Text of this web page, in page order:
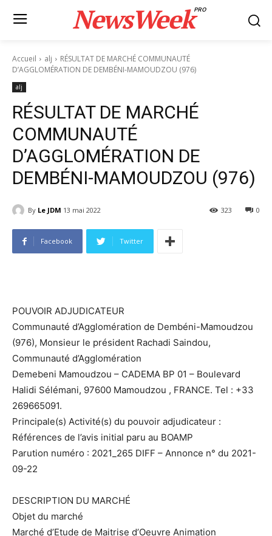
NewsWeekPRO
Accueil alj
RÉSULTAT DE MARCHÉ COMMUNAUTÉ
D’AGGLOMÉRATION DE DEMBÉNI-MAMOUDZOU (976)
alj
RÉSULTAT DE MARCHÉ
COMMUNAUTÉ
D’AGGLOMÉRATION DE
DEMBÉNI-MAMOUDZOU (976)
By Le JDM 13 mai 2022 0
323
Facebook Twitter
POUVOIR ADJUDICATEUR
Communauté d’Agglomération de Dembéni-Mamoudzou
(976), Monsieur le président Rachadi Saindou,
Communauté d’Agglomération
Demebeni Mamoudzou – CADEMA BP 01 – Boulevard
Halidi Sélémani, 97600 Mamoudzou , FRANCE. Tel : +33
269665091.
Principale(s) Activité(s) du pouvoir adjudicateur :
Références de l’avis initial paru au BOAMP
Parution numéro : 2021_265 DIFF – Annonce n° du 2021-
09-22
DESCRIPTION DU MARCHÉ
Objet du marché
Marché d’Etude de Maitrise d’Oeuvre Animation